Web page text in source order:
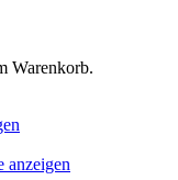
Warenkorb.
anzeigen